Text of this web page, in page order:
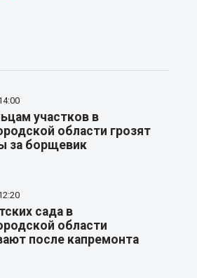
участков в
области грозят
за борщевик
сада в
области
после капремонта